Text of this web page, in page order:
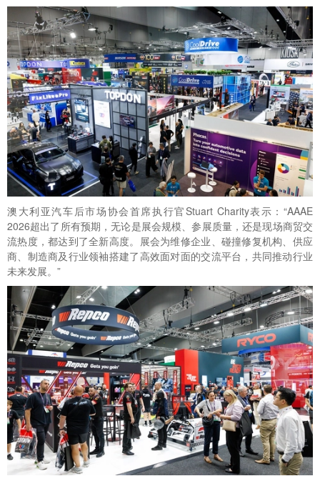
澳大利亚汽车后市场协会首席执行官Stuart Charity表示：“AAAE
2026超出了所有预期，无论是展会规模、参展质量，还是现场商贸交
流热度，都达到了全新高度。展会为维修企业、碰撞修复机构、供应
商、制造商及行业领袖搭建了高效面对面的交流平台，共同推动行业
未来发展。”